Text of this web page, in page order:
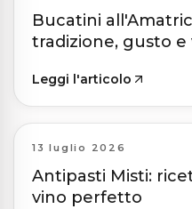
Bucatini
tradizione, gusto e
Leggi l'articolo
13 luglio 2026
Antipasti Misti:
vino perfetto